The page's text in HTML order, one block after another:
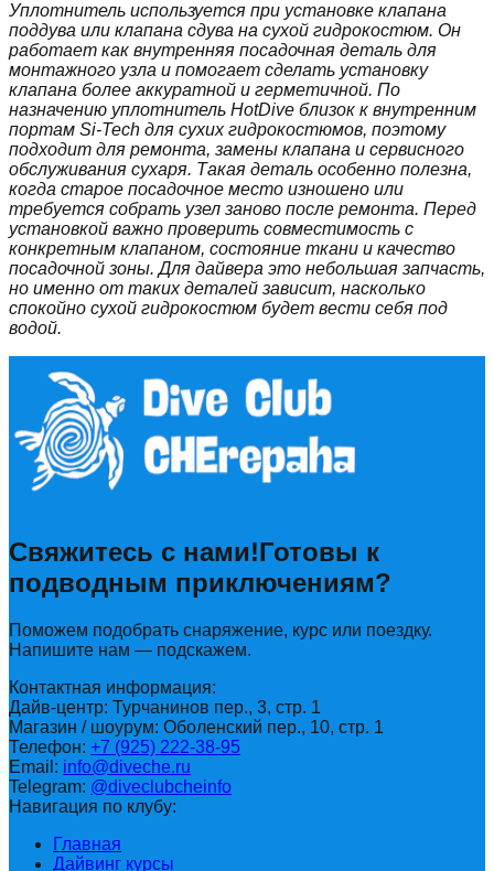
Уплотнитель используется при установке клапана
поддува или клапана сдува на сухой гидрокостюм. Он
работает как внутренняя посадочная деталь для
монтажного узла и помогает сделать установку
клапана более аккуратной и герметичной. По
назначению уплотнитель HotDive близок к внутренним
портам Si-Tech для сухих гидрокостюмов, поэтому
подходит для ремонта, замены клапана и сервисного
обслуживания сухаря. Такая деталь особенно полезна,
когда старое посадочное место изношено или
требуется собрать узел заново после ремонта. Перед
установкой важно проверить совместимость с
конкретным клапаном, состояние ткани и качество
посадочной зоны. Для дайвера это небольшая запчасть,
но именно от таких деталей зависит, насколько
спокойно сухой гидрокостюм будет вести себя под
водой.
Свяжитесь с нами!Готовы к
подводным приключениям?
Поможем подобрать снаряжение, курс или поездку.
Напишите нам — подскажем.
Контактная информация:
Дайв-центр: Турчанинов пер., 3, стр. 1
Магазин / шоурум: Оболенский пер., 10, стр. 1
Телефон: +7 (925) 222-38-95
Email: info@diveche.ru
Telegram: @diveclubcheinfo
Навигация по клубу:
Главная
Дайвинг курсы